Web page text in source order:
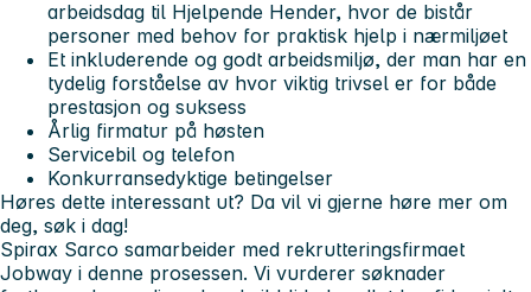
arbeidsdag til Hjelpende Hender, hvor de bistår
personer med behov for praktisk hjelp i nærmiljøet
Et inkluderende og godt arbeidsmiljø, der man har en
tydelig forståelse av hvor viktig trivsel er for både
prestasjon og suksess
Årlig firmatur på høsten
Servicebil og telefon
Konkurransedyktige betingelser
Høres dette interessant ut? Da vil vi gjerne høre mer om
deg, søk i dag!
Spirax Sarco samarbeider med rekrutteringsfirmaet
Jobway i denne prosessen. Vi vurderer søknader